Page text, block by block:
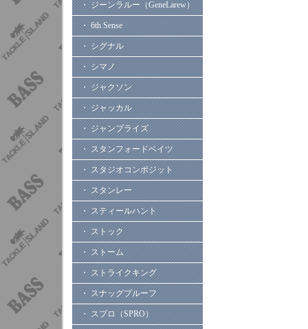
・ ジーンラルー（GeneLarew）
・ 6th Sense
・ シグナル
・ シマノ
・ ジャクソン
・ ジャッカル
・ ジャンプライズ
・ スタンフォードベイツ
・ スタジオコンポジット
・ スタンレー
・ スティールハント
・ ストック
・ ストーム
・ ストライクキング
・ スナッグプルーフ
・ スプロ（SPRO）